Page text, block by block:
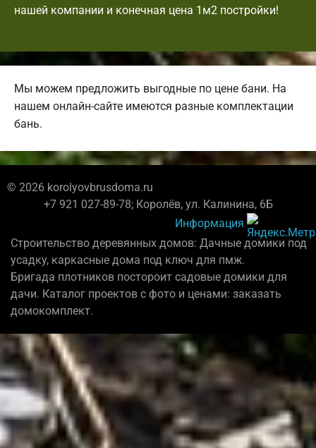
нашей компании и конечная цена 1м2 постройки!
Мы можем предложить выгодные по цене бани. На
нашем онлайн-сайте имеются разные комплектации
бань.
© 2026 korolyovbrusdoma.ru
+7 921 027-89-78; Королёв, ул. Калинина, 6Б
Информация
Строительство деревянных домов: Дачные домики под
усадку, каркасные дома под ключ для пмж.
Бригада плотников постороит садовые домики для
дачи. Каталог проектов с фото и ценами: заказать
домокомплект.